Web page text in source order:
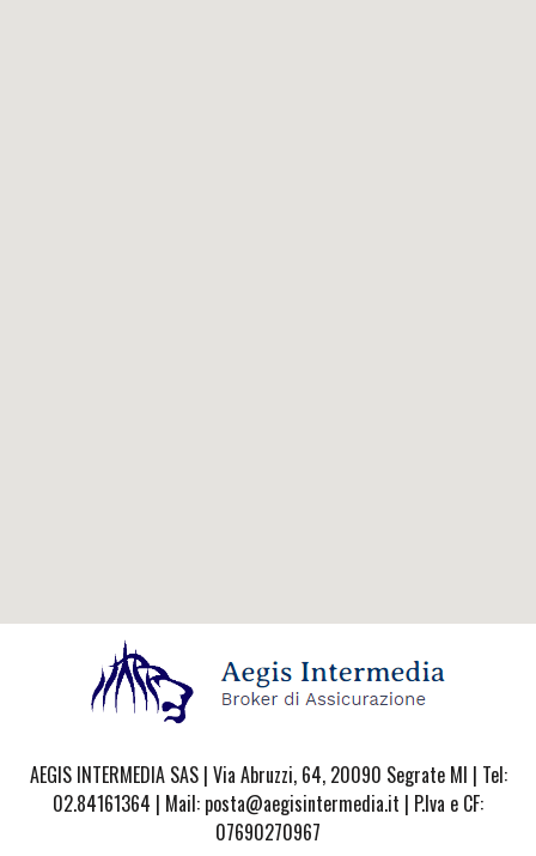
AEGIS INTERMEDIA SAS | Via Abruzzi, 64, 20090 Segrate MI | Tel:
02.84161364 | Mail: posta@aegisintermedia.it | P.Iva e CF:
07690270967